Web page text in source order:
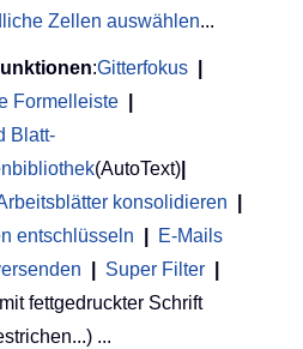
Zellen auswählen...
:Gitterfokus
Formelleiste
Blatt-
(AutoText)
konsolidieren
entschlüsseln
E-Mails
Super Filter
fettgedruckter Schrift
...